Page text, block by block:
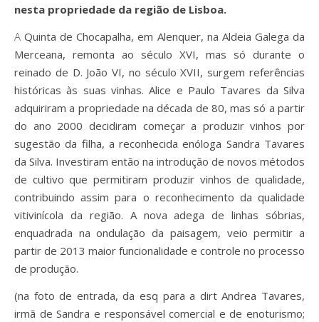
nesta propriedade da região de Lisboa.
A Quinta de Chocapalha, em Alenquer, na Aldeia Galega da
Merceana, remonta ao século XVI, mas só durante o
reinado de D. João VI, no século XVII, surgem referências
históricas às suas vinhas. Alice e Paulo Tavares da Silva
adquiriram a propriedade na década de 80, mas só a partir
do ano 2000 decidiram começar a produzir vinhos por
sugestão da filha, a reconhecida enóloga Sandra Tavares
da Silva. Investiram então na introdução de novos métodos
de cultivo que permitiram produzir vinhos de qualidade,
contribuindo assim para o reconhecimento da qualidade
vitivinícola da região. A nova adega de linhas sóbrias,
enquadrada na ondulação da paisagem, veio permitir a
partir de 2013 maior funcionalidade e controle no processo
de produção.
(na foto de entrada, da esq para a dirt Andrea Tavares,
irmã de Sandra e responsável comercial e de enoturismo;